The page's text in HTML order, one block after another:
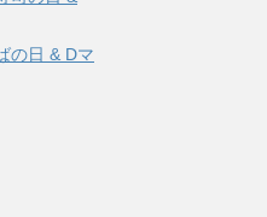
の日 & Dマ